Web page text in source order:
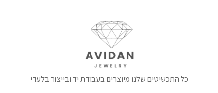
כל התכשיטים שלנו מיוצרים בעבודת יד ובייצור בלעדי